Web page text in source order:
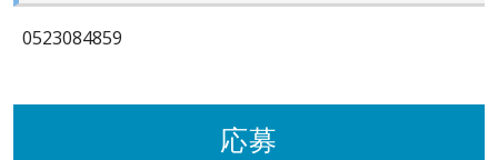
0523084859
応募